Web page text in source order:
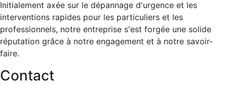
Initialement axée sur le dépannage d'urgence et les
interventions rapides pour les particuliers et les
professionnels, notre entreprise s'est forgée une solide
réputation grâce à notre engagement et à notre savoir-
faire.
Contact